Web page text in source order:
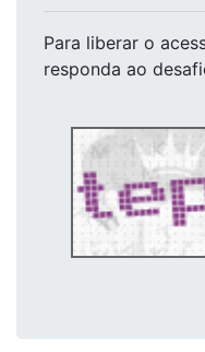
Para liberar o
responda ao